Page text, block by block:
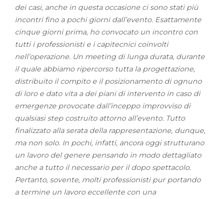
dei casi, anche in questa occasione ci sono stati più
incontri fino a pochi giorni dall’evento. Esattamente
cinque giorni prima, ho convocato un incontro con
tutti i professionisti e i capitecnici coinvolti
nell’operazione. Un meeting di lunga durata, durante
il quale abbiamo ripercorso tutta la progettazione,
distribuito il compito e il posizionamento di ognuno
di loro e dato vita a dei piani di intervento in caso di
emergenze provocate dall’inceppo improvviso di
qualsiasi step costruito attorno all’evento. Tutto
finalizzato alla serata della rappresentazione, dunque,
ma non solo. In pochi, infatti, ancora oggi strutturano
un lavoro del genere pensando in modo dettagliato
anche a tutto il necessario per il dopo spettacolo.
Pertanto, sovente, molti professionisti pur portando
a termine un lavoro eccellente con una